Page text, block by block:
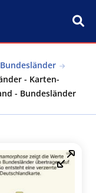
- Karten-
- Bundesländer